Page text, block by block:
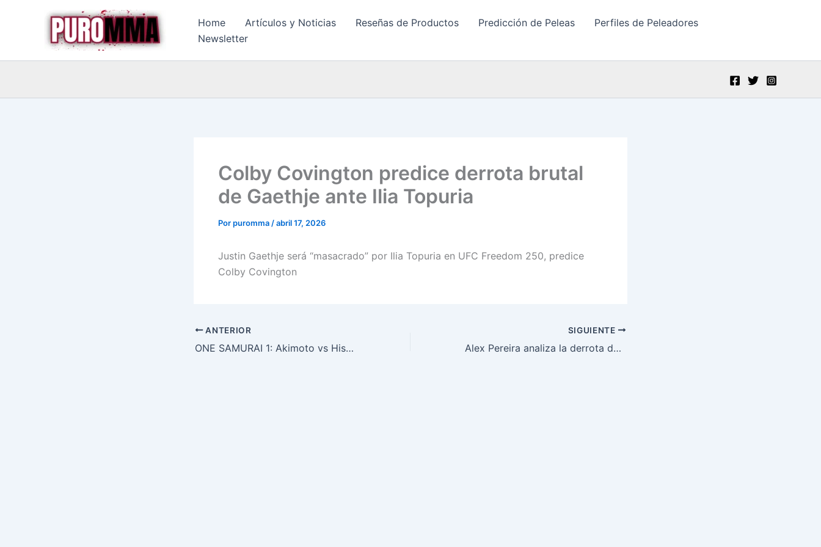
Home Artículos y Noticias Reseñas de Productos Predicción de Peleas
Perfiles de Peleadores
Newsletter
Colby Covington predice derrota brutal
de Gaethje ante Ilia Topuria
Porpuromma /abril 17, 2026
Justin Gaethje será “masacrado” por Ilia Topuria en UFC Freedom 250, predice
Colby Covington
ANTERIOR
ONE SAMURAI 1: Akimoto vs Hisai confirmado, cartel completo en Tokio
SIGUIENTE
Alex Pereira analiza la derrota de Prochazka en UFC 327